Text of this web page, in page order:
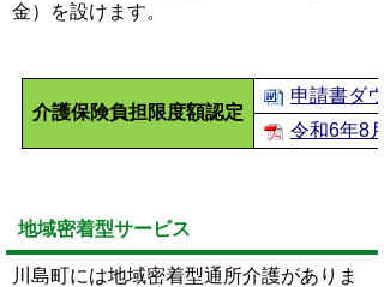
金）を設けます。
介護保険負担限度額認定
申請書ダ
令和6年8
地域密着型サービス
川島町には地域密着型通所介護がありま